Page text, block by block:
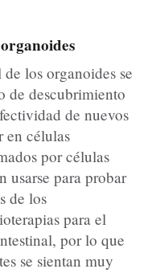
los organoides se
de descubrimiento
de nuevos
en células
por células
usarse para probar
de los
para el
por lo que
se sientan muy